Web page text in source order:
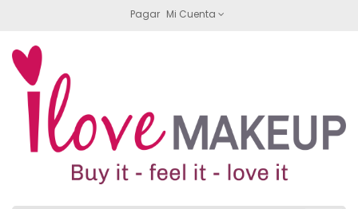
Pagar Mi Cuenta